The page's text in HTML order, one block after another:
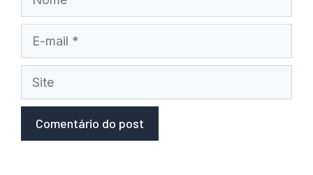
mail
Site